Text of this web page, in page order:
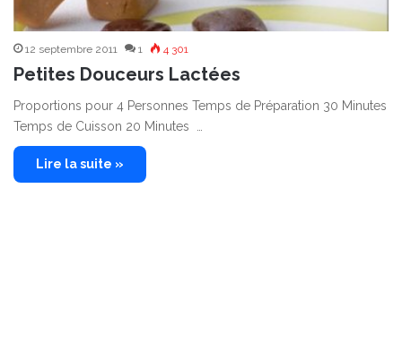
12 septembre 2011 1 4 301
Petites Douceurs Lactées
Proportions pour 4 Personnes Temps de Préparation 30 Minutes
Temps de Cuisson 20 Minutes …
Lire la suite »